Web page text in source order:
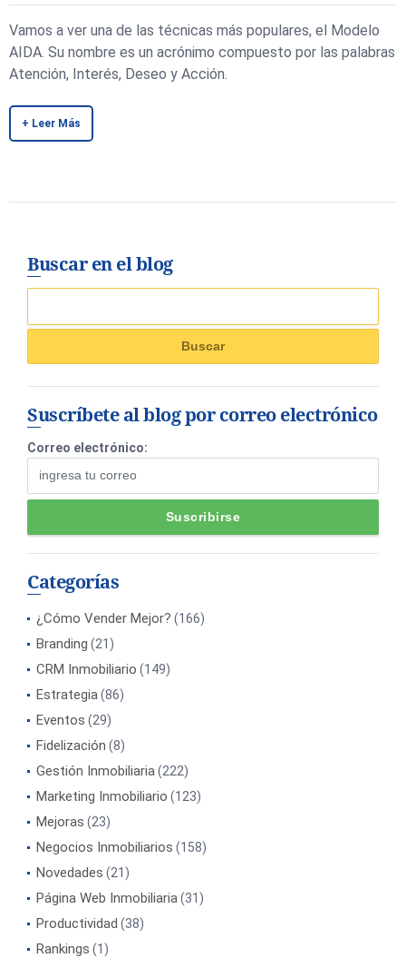
Vamos a ver una de las técnicas más populares, el Modelo
AIDA. Su nombre es un acrónimo compuesto por las palabras
Atención, Interés, Deseo y Acción.
+ Leer Más
Buscar en el blog
Suscríbete al blog por correo electrónico
Correo electrónico:
Categorías
¿Cómo Vender Mejor? (166)
Branding (21)
CRM Inmobiliario (149)
Estrategia(86)
Eventos (29)
Fidelización (8)
Gestión Inmobiliaria(222)
Marketing Inmobiliario (123)
Mejoras (23)
Negocios Inmobiliarios (158)
Novedades (21)
Página Web Inmobiliaria(31)
Productividad (38)
Rankings (1)